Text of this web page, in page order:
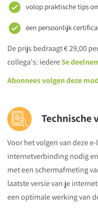
volop praktische tips
een persoonlijk
De prijs bedraagt € 29,00
collega's: iedere5e
Abonnees volgen deze
Technische
Voor het volgen van deze
internetverbinding nodig
met een schermafmeting
laatste versie van je
een optimale werking van